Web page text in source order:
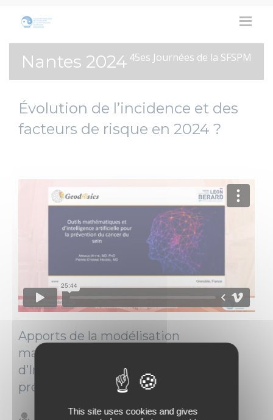
Nantes 2024 45es Journées de la SFSPM
Évolution de l’incidence et des
facteurs de risque en 2024 ?
Apports de la modélisation
mathématique et des outils
d’Intelligence Artificielle dans la
prévention.
This site uses cookies and gives